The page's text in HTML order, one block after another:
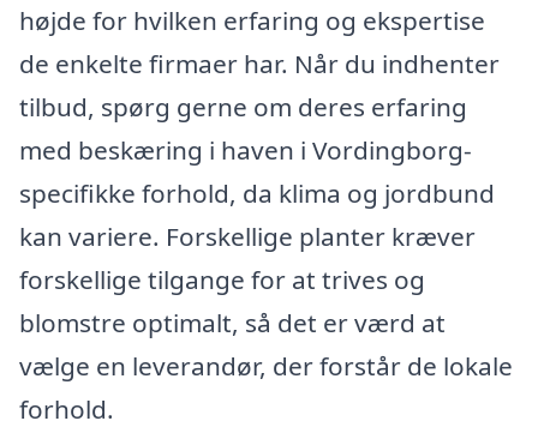
højde for hvilken erfaring og ekspertise
de enkelte firmaer har. Når du indhenter
tilbud, spørg gerne om deres erfaring
med beskæring i haven i Vordingborg-
specifikke forhold, da klima og jordbund
kan variere. Forskellige planter kræver
forskellige tilgange for at trives og
blomstre optimalt, så det er værd at
vælge en leverandør, der forstår de lokale
forhold.